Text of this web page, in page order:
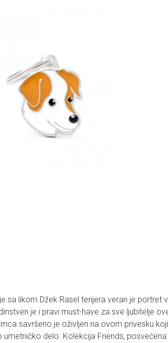
sa likom Džek Rasel terijera veran je portret
je i pravi must-have za sve ljubitelje
savršeno je oživljen na ovom privesku koji
umetničko delo. Kolekcija Friends, posvećena